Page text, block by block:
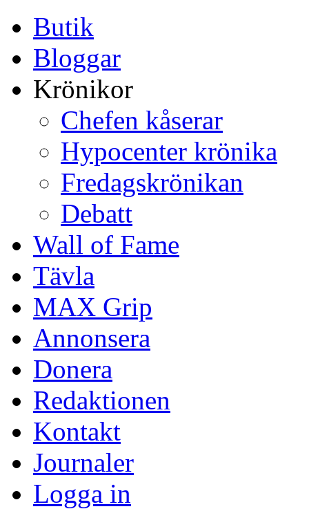
Butik
Bloggar
Krönikor
Chefen kåserar
Hypocenter krönika
Fredagskrönikan
Debatt
Wall of Fame
Tävla
MAX Grip
Annonsera
Donera
Redaktionen
Kontakt
Journaler
Logga in